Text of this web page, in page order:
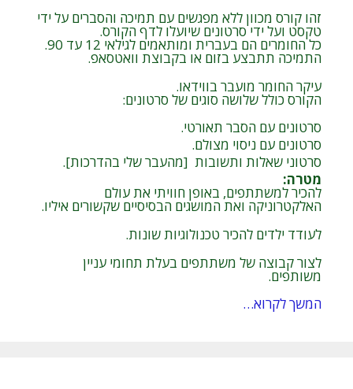
זהו קורס מכוון ללא מפגשים עם תמיכה והסברים על ידי
טקסט ועל ידי סרטונים שיועלו לדף הקורס.
כל החומרים הם בעברית ומותאמים לגילאי 12 עד 90.
התמיכה תתבצע בזום או בקבוצת וואטסאפ.
עיקר החומר מועבר בווידאו.
הקורס כולל שלושה סוגים של סרטונים:
סרטונים עם הסבר תאורטי.
סרטונים עם ניסוי מצולם.
סרטוני שאלות ותשובות [מהעבר שלי בהדרכות].
מטרה:
להכיר למשתתפים, באופן חוויתי את עולם
האלקטרוניקה ואת המושגים הבסיסיים שקשורים איליו.
לעודד ילדים להכיר טכנולוגיות שונות.
לצור קבוצה של משתתפים בעלת תחומי עניין
משותפים.
המשך לקרוא…